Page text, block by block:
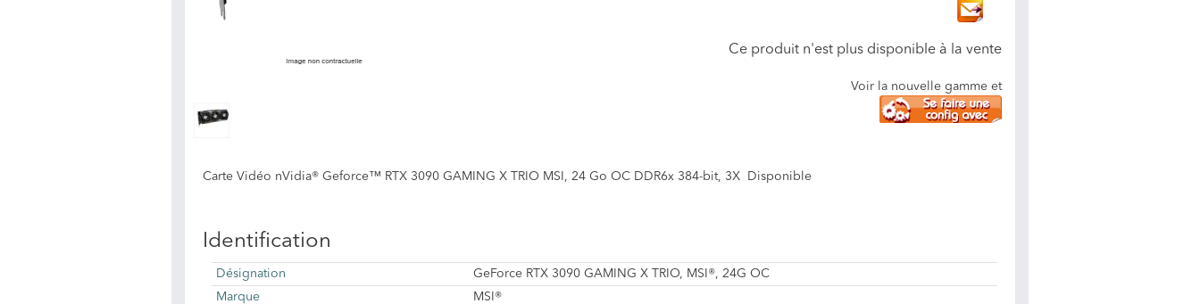
Ce produit n'est plus disponible à la vente
Voir la nouvelle gamme et
Carte Vidéo nVidia® Geforce™ RTX 3090 GAMING X TRIO MSI, 24 Go OC DDR6x 384-bit, 3X Disponible
Identification
Désignation
GeForce RTX 3090 GAMING X TRIO, MSI®, 24G OC
Marque
MSI®